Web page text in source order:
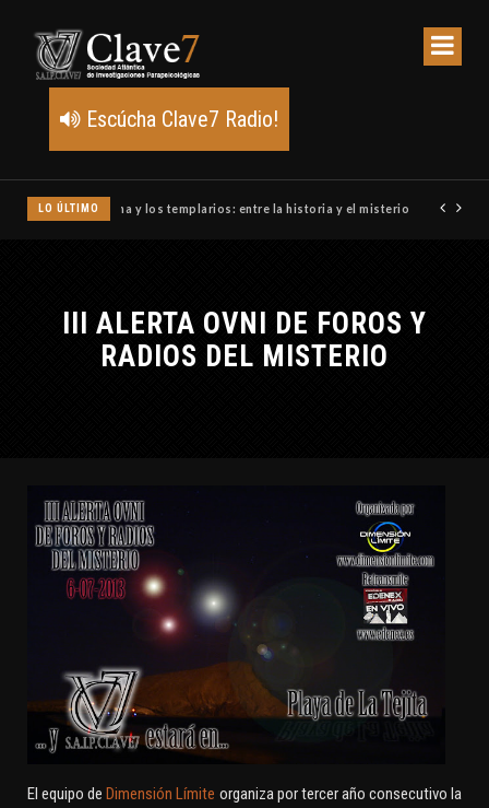
Escúcha Clave7 Radio!
LO ÚLTIMO Un meteoro explota sobre Estados Unidos y abre la pista
III ALERTA OVNI DE FOROS Y
RADIOS DEL MISTERIO
El equipo deDimensión Límite organiza por tercer año consecutivo la